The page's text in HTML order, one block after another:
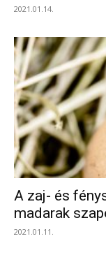
2021.01.14.
A zaj- és
madarak
2021.01.11.